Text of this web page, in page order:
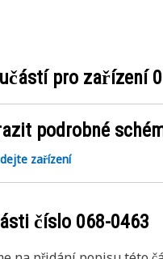
pro zařízení
podrobné
zařízení
číslo 068-0463